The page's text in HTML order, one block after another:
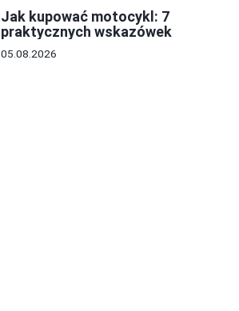
Jak kupować motocykl: 7
praktycznych wskazówek
05.08.2026